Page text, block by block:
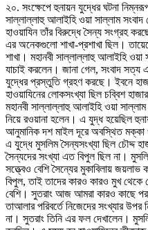
২০. সংক্ষেপে হুনায়ন যুদ্ধের ঘটনা
সাল্লাল্লাহু আলাইহি ওয়া সাল্লাম
হাওয়াযিন তাঁর বিরুদ্ধে সৈন্য সংগ্রহ
এর অনেকগুলো শাখা-প্রশাখা ছিল।
শাখা। মহানবী সাল্লাল্লাহু আলাইহি ওয়া
যাচাই করলেন। জানা গেল, সংবাদ সত্য
যুদ্ধের প্রস্তুতি গ্রহণ করছে। ইবনে
হাওয়াযিনের লোকসংখ্যা ছিল চব্বিশ
মহানবী সাল্লাল্লাহু আলাইহি ওয়া সাল্লাম
নিয়ে রওয়ানা হলেন। এ যুদ্ধ হয়েছিল
আনুমানিক দশ মাইল দূরে অবস্থিত মক্কা
এ যুদ্ধে মুসলিম সৈন্যসংখ্যা ছিল চৌদ্দ
সৈন্যদের সংখ্যা এত বিপুল ছিল না।
সত্ত্বেও বেশি সৈন্যের মুকাবিলায়
বিপুল, তাই তাদের কারও কারও মুখ
বেশি। সুতরাং আজ আমরা কারও কাছে
তাআলার পরিবর্তে নিজেদের সংখ্যার
না। সুতরাং তিনি এর ফল দেখালেন।